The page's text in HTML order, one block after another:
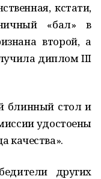
кстати,
«бал» в
второй, а
диплом III
блинный стол и
удостоены
качества».
других